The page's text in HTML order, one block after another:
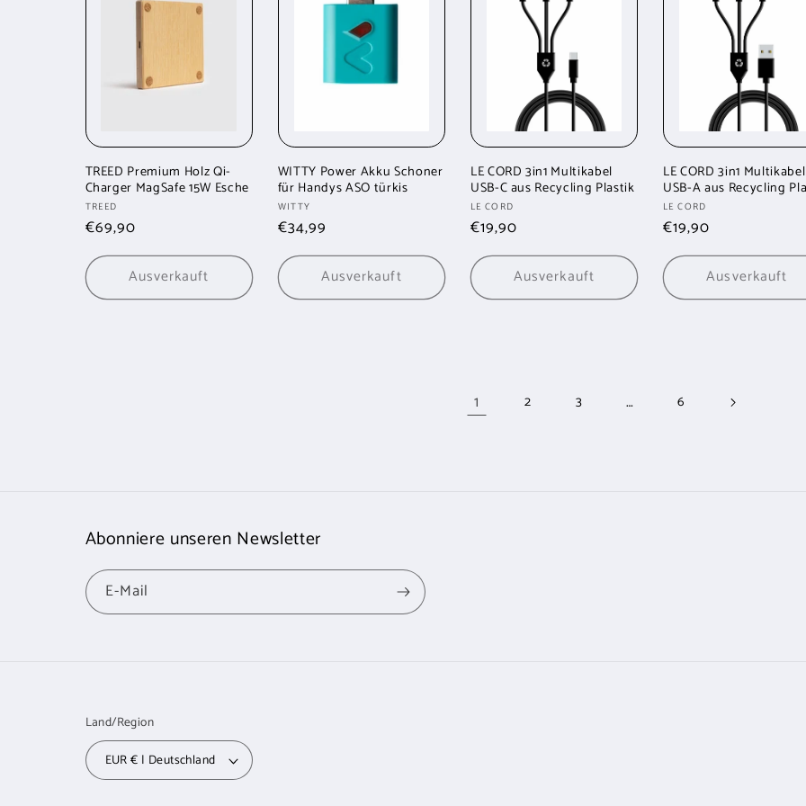
TREED Premium Holz Qi-
Charger MagSafe 15W Esche
Anbieter:
TREED
Normaler
Preis
€69,90
Ausverkauft
WITTY Power Akku Schoner
für Handys ASO türkis
Anbieter:
WITTY
Normaler
Preis
€34,99
Ausverkauft
LE CORD 3in1 Multikabel
USB-C aus Recycling Plastik
Anbieter:
LE CORD
Normaler
Preis
€19,90
Ausverkauft
LE CORD 3in1 Multikabel
USB-A aus Recycling
Anbieter:
LE CORD
Normaler
Preis
€19,90
Ausverkauft
1 2 3 … 6
Abonniere unseren Newsletter
E-Mail
Land/Region
EUR € | Deutschland